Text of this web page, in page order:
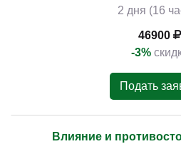
2 дня (16
46900
-3%
Подать
Влияние и